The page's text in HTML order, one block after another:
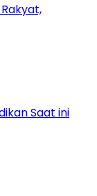
Saat ini